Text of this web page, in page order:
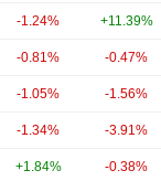
-1.24% +11.39%
-0.81% -0.47%
-1.05% -1.56%
-1.34% -3.91%
+1.84% -0.38%